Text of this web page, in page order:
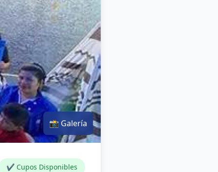
📸 Galería
✔ Cupos Disponibles